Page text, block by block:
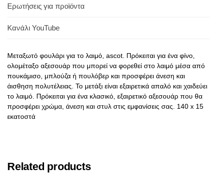
Ερωτήσεις για προϊόντα
Κανάλι YouTube
Μεταξωτό φουλάρι για το λαιμό, ascot. Πρόκειται για ένα φίνο,
ολομέταξο αξεσουάρ που μπορεί να φορεθεί στο λαιμό μέσα από
πουκάμισο, μπλούζα ή πουλόβερ και προσφέρει άνεση και
άισθηση πολυτέλειας. Το μετάξι είναι εξαιρετικά απαλό και χαιδεύει
το λαιμό. Πρόκειται για ένα κλασικό, εξαιρετικό αξεσουάρ που θα
προσφέρει χρώμα, άνεση και στυλ στις εμφανίσεις σας. 140 x 15
εκατοστά
Related products